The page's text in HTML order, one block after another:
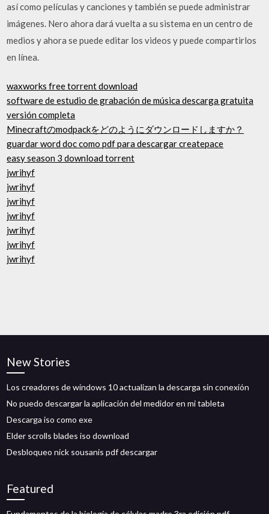
así como películas y canciones y también se puede administrar
imágenes. Nero ahora dará vuelta a su sistema en un centro de
medios y ahora se puede editar los videos y puede compartirlos
en línea.
waxworks free torrent download
software de estudio de grabación de música descarga gratuita
versión completa
Minecraftのmodpackをどのようにダウンロードしますか？
guardar word doc como pdf para descargar createpace
easy season 3 download torrent
jwrihyf
jwrihyf
jwrihyf
jwrihyf
jwrihyf
jwrihyf
jwrihyf
New Stories
Los creadores de windows 10 actualizan la descarga sin conexión
No puedo descargar la aplicación del medidor en mi tableta
Descarga iso como exe
Elder scrolls blades iso download
Desbloqueo nick sousanis pdf descargar
Featured